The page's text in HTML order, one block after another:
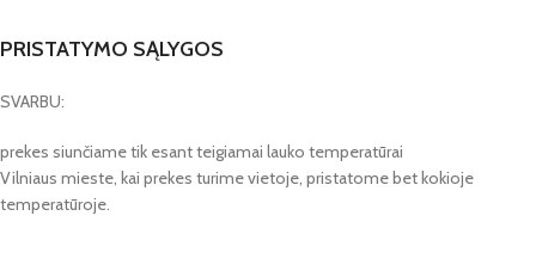
PRISTATYMO SĄLYGOS
SVARBU:
prekes siunčiame tik esant teigiamai lauko temperatūrai
Vilniaus mieste, kai prekes turime vietoje, pristatome bet kokioje
temperatūroje.